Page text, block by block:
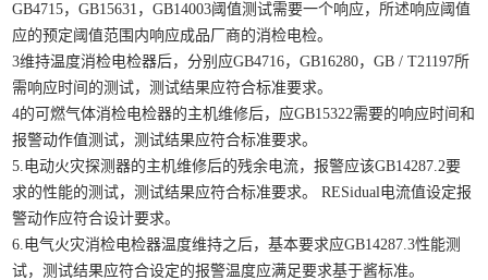
GB4715，GB15631，GB14003阈值测试需要一个响应，所述响应阈值
应的预定阈值范围内响应成品厂商的消检电检。
3维持温度消检电检器后，分别应GB4716，GB16280，GB / T21197所
需响应时间的测试，测试结果应符合标准要求。
4的可燃气体消检电检器的主机维修后，应GB15322需要的响应时间和
报警动作值测试，测试结果应符合标准要求。
5.电动火灾探测器的主机维修后的残余电流，报警应该GB14287.2要
求的性能的测试，测试结果应符合标准要求。 RESidual电流值设定报
警动作应符合设计要求。
6.电气火灾消检电检器温度维持之后，基本要求应GB14287.3性能测
试，测试结果应符合设定的报警温度应满足要求基于酱标准。